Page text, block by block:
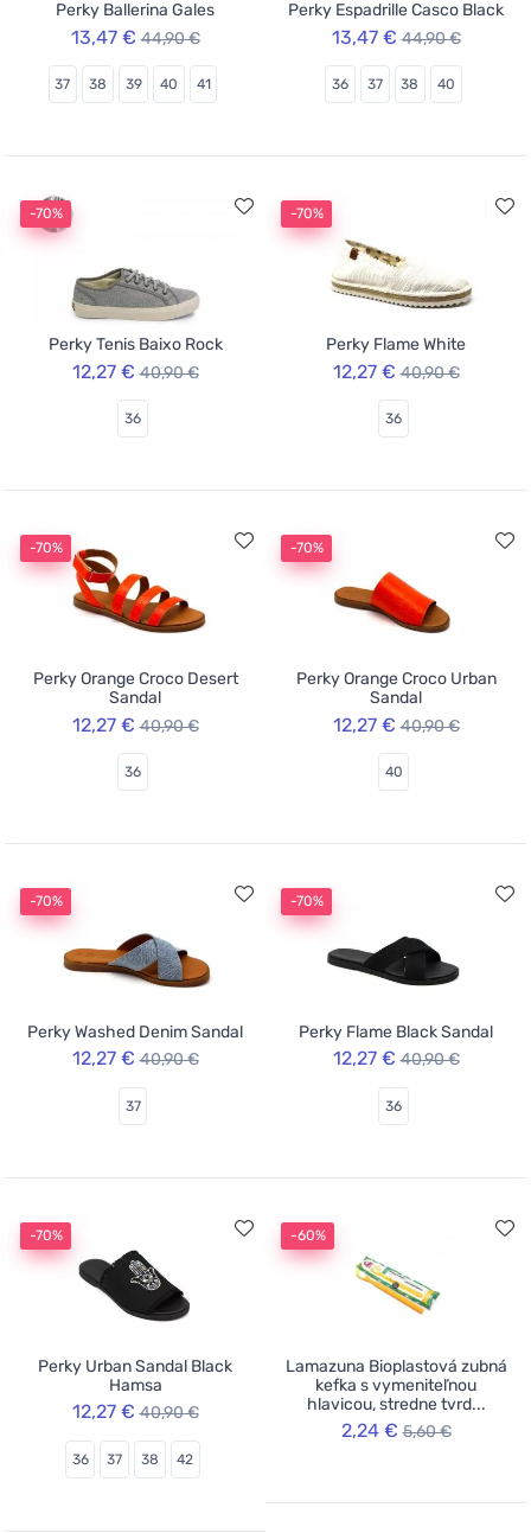
Perky Ballerina Gales
13,47 € 44,90 €
37 38 39 40 41
Perky Espadrille Casco Black
13,47 € 44,90 €
36 37 38 40
-70%
Perky Tenis Baixo Rock
12,27 € 40,90 €
36
-70%
Perky Flame White
12,27 € 40,90 €
36
-70%
Perky Orange Croco Desert
Sandal
12,27 € 40,90 €
36
-70%
Perky Orange Croco Urban
Sandal
12,27 € 40,90 €
40
-70%
Perky Washed Denim Sandal
12,27 € 40,90 €
37
-70%
Perky Flame Black Sandal
12,27 € 40,90 €
36
-70%
Perky Urban Sandal Black
Hamsa
12,27 € 40,90 €
36 37 38 42
-60%
Lamazuna Bioplastová zubná
kefka s vymeniteľnou
hlavicou, stredne tvrd...
2,24 € 5,60 €